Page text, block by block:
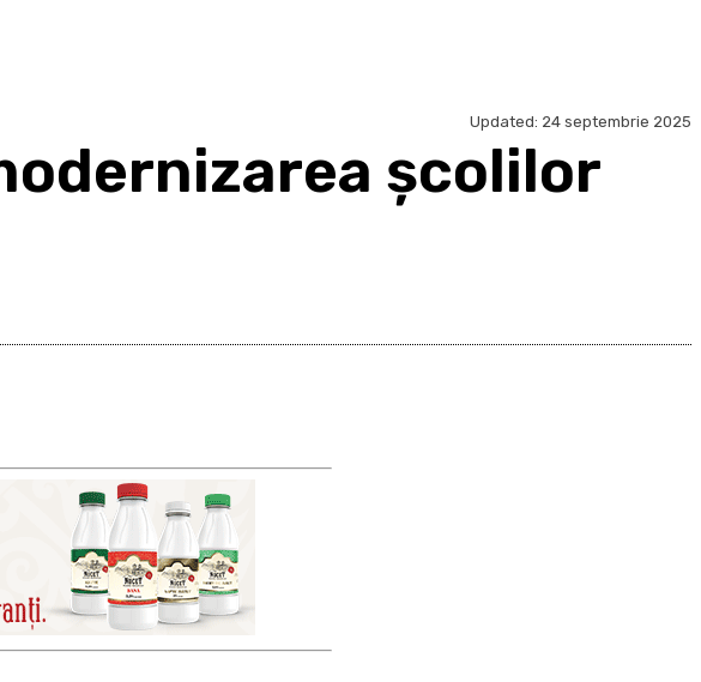
Updated: 24 septembrie 2025
școlilor